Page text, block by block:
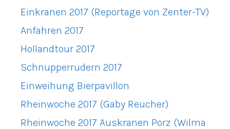
Einkranen 2017 (Reportage von Zenter-TV)
Anfahren 2017
Hollandtour 2017
Schnupperrudern 2017
Einweihung Bierpavillon
Rheinwoche 2017 (Gaby Reucher)
Rheinwoche 2017 Auskranen Porz (Wilma